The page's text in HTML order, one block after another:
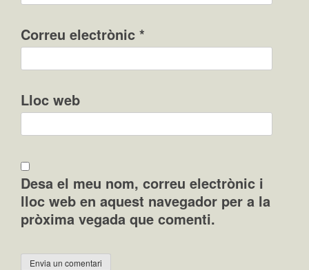
Correu electrònic *
Lloc web
Desa el meu nom, correu electrònic i
lloc web en aquest navegador per a la
pròxima vegada que comenti.